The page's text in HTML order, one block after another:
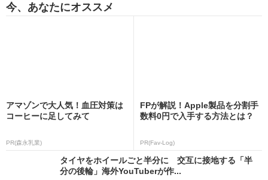
今、あなたにオススメ
アマゾンで大人気！血圧対策は
コーヒーに足してみて
PR(森永乳業)
FPが解説！Apple製品を分割手
数料0円で入手する方法とは？
PR(Fav-Log)
タイヤをホイールごと半分に 交互に接地する「半
分の後輪」海外YouTuberが作...